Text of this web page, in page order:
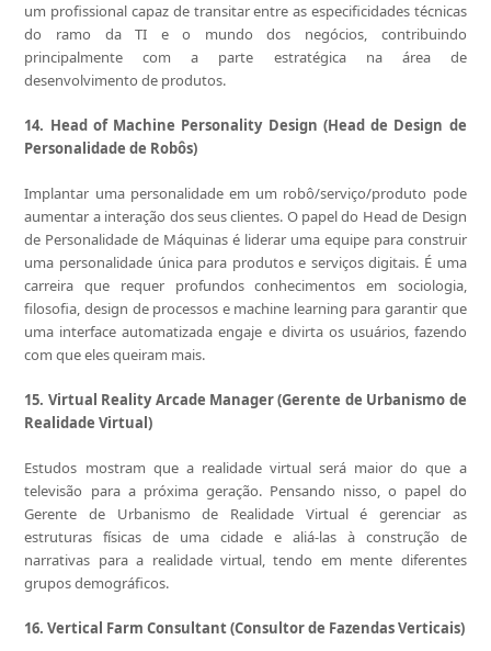
um profissional capaz de transitar entre as especificidades técnicas
do ramo da TI e o mundo dos negócios, contribuindo
principalmente com a parte estratégica na área de
desenvolvimento de produtos.
14. Head of Machine Personality Design (Head de Design de
Personalidade de Robôs)
Implantar uma personalidade em um robô/serviço/produto pode
aumentar a interação dos seus clientes. O papel do Head de Design
de Personalidade de Máquinas é liderar uma equipe para construir
uma personalidade única para produtos e serviços digitais. É uma
carreira que requer profundos conhecimentos em sociologia,
filosofia, design de processos e machine learning para garantir que
uma interface automatizada engaje e divirta os usuários, fazendo
com que eles queiram mais.
15. Virtual Reality Arcade Manager (Gerente de Urbanismo de
Realidade Virtual)
Estudos mostram que a realidade virtual será maior do que a
televisão para a próxima geração. Pensando nisso, o papel do
Gerente de Urbanismo de Realidade Virtual é gerenciar as
estruturas físicas de uma cidade e aliá-las à construção de
narrativas para a realidade virtual, tendo em mente diferentes
grupos demográficos.
16. Vertical Farm Consultant (Consultor de Fazendas Verticais)